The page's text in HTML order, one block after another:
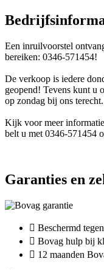
Een inruilvoorstel
bereiken: 0346-571454!
De verkoop is iedere
geopend! Tevens kunt u
op zondag bij ons terecht.
Kijk voor meer
belt u met 0346-571454
Garanties en
Beschermd
Bovag hulp bij
12 maanden